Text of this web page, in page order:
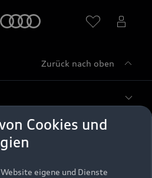
Zurück nach oben
Cookies und
eigene und Dienste